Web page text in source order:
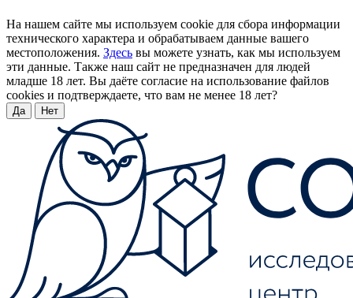
На нашем сайте мы используем cookie для сбора информации
технического характера и обрабатываем данные вашего
местоположения. Здесь вы можете узнать, как мы используем
эти данные. Также наш сайт не предназначен для людей
младше 18 лет. Вы даёте согласие на использование файлов
cookies и подтверждаете, что вам не менее 18 лет?
Да Нет